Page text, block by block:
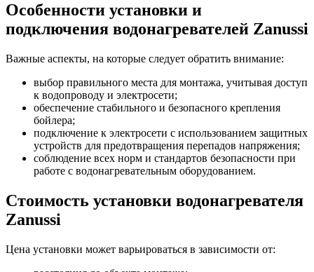
Особенности установки и
подключения водонагревателей Zanussi
Важные аспекты, на которые следует обратить внимание:
выбор правильного места для монтажа, учитывая доступ
к водопроводу и электросети;
обеспечение стабильного и безопасного крепления
бойлера;
подключение к электросети с использованием защитных
устройств для предотвращения перепадов напряжения;
соблюдение всех норм и стандартов безопасности при
работе с водонагревательным оборудованием.
Стоимость установки водонагревателя
Zanussi
Цена установки может варьироваться в зависимости от: